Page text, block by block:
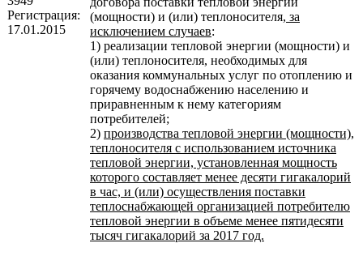
Регистрация:
17.01.2015
(мощности) и (или) теплоносителя, за
исключением случаев:
1) реализации тепловой энергии (мощности) и
(или) теплоносителя, необходимых для
оказания коммунальных услуг по отоплению и
горячему водоснабжению населению и
приравненным к нему категориям
потребителей;
2) производства тепловой энергии (мощности),
теплоносителя с использованием источника
тепловой энергии, установленная мощность
которого составляет менее десяти гигакалорий
в час, и (или) осуществления поставки
теплоснабжающей организацией потребителю
тепловой энергии в объеме менее пятидесяти
тысяч гигакалорий за 2017 год.